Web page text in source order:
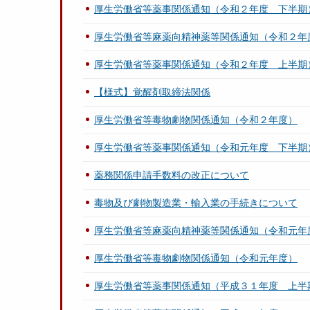
厚生労働省等薬事関係通知（令和２年度 下半期
厚生労働省等麻薬向精神薬等関係通知（令和２年
厚生労働省等薬事関係通知（令和２年度 上半期
【様式】覚醒剤取締法関係
厚生労働省等毒物劇物関係通知（令和２年度）
厚生労働省等薬事関係通知（令和元年度 下半期
薬務関係申請手数料の改正について
毒物及び劇物製造業・輸入業の手続きについて
厚生労働省等麻薬向精神薬等関係通知（令和元年
厚生労働省等毒物劇物関係通知（令和元年度）
厚生労働省等薬事関係通知（平成３１年度 上半